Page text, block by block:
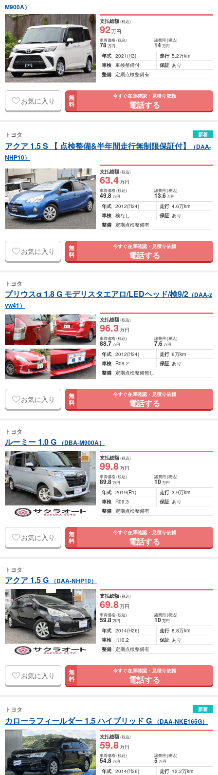
M900A）
支払総額(税込)
92万円
車両価格(税込)
78万円
諸費用 (税込)
14 万円
年式 2021(R3) 走行 5.2万km
車検 車検整備付 保証 あり
整備 定期点検整備有
お気に入り 無
料
今すぐ在庫確認・見積り依頼
電話する
トヨタ 新着
アクア 1.5 S 【 点検整備&半年間走行無制限保証付】
（DAA-
NHP10）
支払総額(税込)
63.4万円
車両価格(税込)
49.8万円
諸費用 (税込)
13.6 万円
年式 2012(H24) 走行 4.6万km
車検 検なし 保証 あり
整備 定期点検整備有
お気に入り 無
料
今すぐ在庫確認・見積り依頼
電話する
トヨタ
プリウスα 1.8 G モデリスタエアロ/LEDヘッド/検9/2 （DAA-z
vw41）
支払総額(税込)
96.3万円
車両価格(税込)
88.7万円
諸費用 (税込)
7.6 万円
年式 2012(H24) 走行 6万km
車検
R09.2 保証 あり
整備 定期点検整備無し
お気に入り 無
料
今すぐ在庫確認・見積り依頼
電話する
トヨタ
ルーミー 1.0 G （DBA-M900A）
支払総額(税込)
99.8万円
車両価格(税込)
89.8万円
諸費用 (税込)
10 万円
年式 2019(R1) 走行 3.9万km
車検
R09.3 保証 あり
整備 定期点検整備有
お気に入り 無
料
今すぐ在庫確認・見積り依頼
電話する
トヨタ
アクア 1.5 G （DAA-NHP10）
支払総額(税込)
69.8万円
車両価格(税込)
59.8万円
諸費用 (税込)
10 万円
年式 2014(H26) 走行 8.8万km
車検
R10.2 保証 あり
整備 定期点検整備有
お気に入り 無
料
今すぐ在庫確認・見積り依頼
電話する
トヨタ 新着
カローラフィールダー 1.5 ハイブリッド G （DAA-NKE165G）
支払総額(税込)
59.8万円
車両価格(税込)
54.8万円
諸費用 (税込)
5 万円
年式 2014(H26) 走行 12.2万km